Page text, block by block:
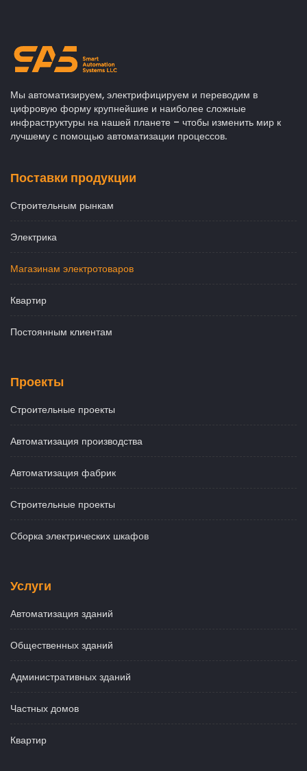
Мы автоматизируем, электрифицируем и переводим в
цифровую форму крупнейшие и наиболее сложные
инфраструктуры на нашей планете – чтобы изменить мир к
лучшему с помощью автоматизации процессов.
Поставки продукции
Строительным рынкам
Электрика
Магазинам электротоваров
Квартир
Постоянным клиентам
Проекты
Строительные проекты
Автоматизация производства
Автоматизация фабрик
Строительные проекты
Сборка электрических шкафов
Услуги
Автоматизация зданий
Общественных зданий
Административных зданий
Частных домов
Квартир